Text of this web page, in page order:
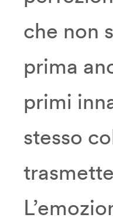
che non
prima
primi
stesso